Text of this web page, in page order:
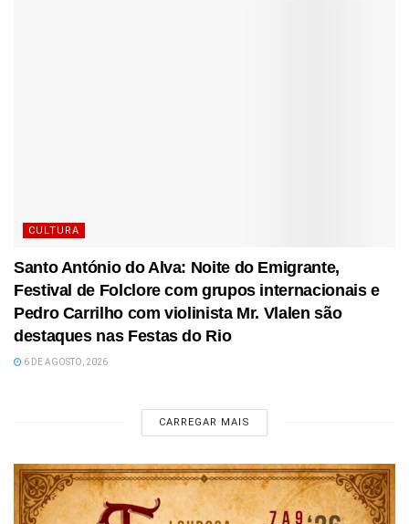
CULTURA
Santo António do Alva: Noite do Emigrante,
Festival de Folclore com grupos internacionais e
Pedro Carrilho com violinista Mr. Vlalen são
destaques nas Festas do Rio
6 DE AGOSTO, 2026
CARREGAR MAIS